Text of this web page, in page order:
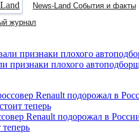
News-Land События и факты
журнал
признаки плохого
Renault подорожал в